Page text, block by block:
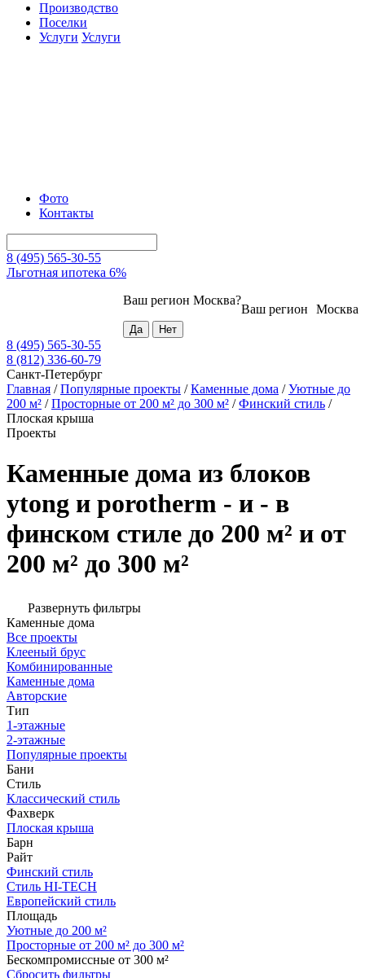
Производство
Поселки
Услуги Услуги
Фото
Контакты
8 (495) 565-30-55
Льготная ипотека 6%
Москва
Ваш регион
Ваш регион Москва?
8 (495) 565-30-55
8 (812) 336-60-79
Санкт-Петербург
Главная /Популярные проекты /Каменные дома /Уютные до
200 м² /Просторные от 200 м² до 300 м² /Финский стиль /
Плоская крыша
Проекты
Каменные дома из блоков
ytong и porotherm - и - в
финском стиле до 200 м² и от
200 м² до 300 м²
Развернуть фильтры
Каменные дома
Все проекты
Клееный брус
Комбинированные
Каменные дома
Авторские
Тип
1-этажные
2-этажные
Популярные проекты
Бани
Стиль
Классический стиль
Фахверк
Плоская крыша
Барн
Райт
Финский стиль
Стиль HI-TECH
Европейский стиль
Площадь
Уютные до 200 м²
Просторные от 200 м² до 300 м²
Бескомпромиссные от 300 м²
Сбросить фильтры